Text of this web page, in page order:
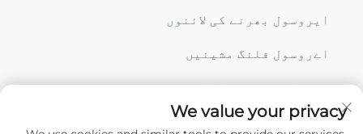
ایروسول بھرنے کی لائنوں
اےروسول فلنگ مشینیں
پروڈکشن سپورٹ ایکویپمنٹ
We value your privacy